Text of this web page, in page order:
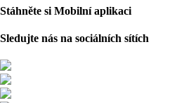
Stáhněte si Mobilní aplikaci
Sledujte nás na sociálních sítích